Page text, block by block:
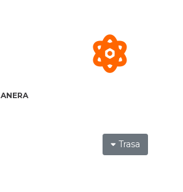
2026-08-16
Trasa